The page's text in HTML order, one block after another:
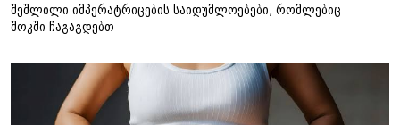
შეშლილი იმპერატრიცების საიდუმლოებები, რომლებიც
შოკში ჩაგაგდებთ